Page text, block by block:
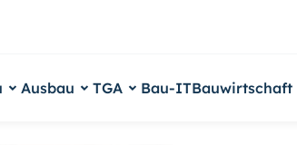
Ausbau TGA Bau-ITBauwirtschaft